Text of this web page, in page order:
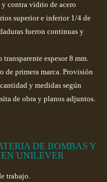
contra vidrio de acero
superior e inferior 1/4 de
fueron continuas y
espesor 8 mm.
de primera marca. Provisión
y medidas según
de obra y planos adjuntos.
DE BOMBAS Y
UNILEVER
trabajo.